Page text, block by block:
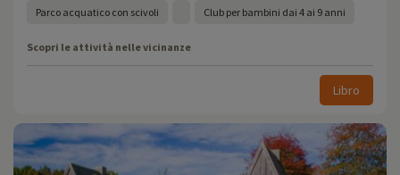
Parco acquatico con scivoli Club per bambini dai 4 ai 9 anni
Scopri le attività nelle vicinanze
Libro